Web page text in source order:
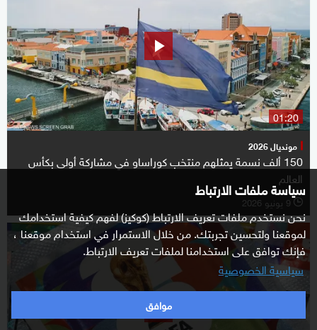
سياسة ملفات الارتباط
نحن نستخدم ملفات تعريف الارتباط (كوكيز) لفهم كيفية استخدامك
لموقعنا ولتحسين تجربتك. من خلال الاستمرار في استخدام موقعنا ،
فإنك توافق على استخدامنا لملفات تعريف الارتباط.
سياسية الخصوصية
موافق
01:20
مونديال 2026
150 ألف نسمة يمثلهم منتخب كوراساو في مشاركة أولى بكأس
العالم
l 9 يونيو 2026